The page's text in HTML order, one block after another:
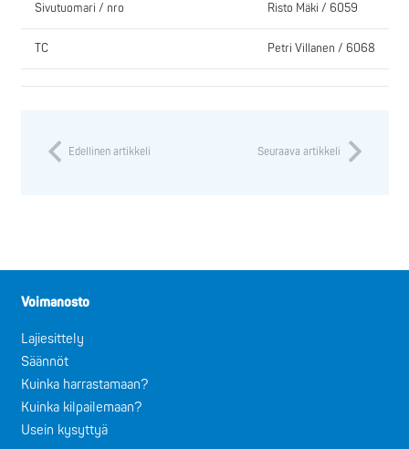
Sivutuomari / nro Risto Mäki / 6059
TC Petri Villanen / 6068
Edellinen artikkeli Seuraava artikkeli
Voimanosto
Lajiesittely
Säännöt
Kuinka harrastamaan?
Kuinka kilpailemaan?
Usein kysyttyä